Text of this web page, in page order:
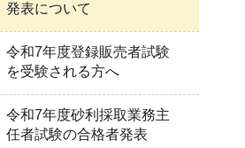
発表について
令和7年度登録販売者試験
を受験される方へ
令和7年度砂利採取業務主
任者試験の合格者発表